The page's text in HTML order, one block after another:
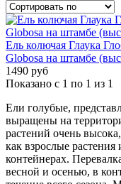
Ель колючая Глаука
Globosa на штамбе
1490 руб
Показано с 1 по 1 из 1
Ели голубые,
выращены на
растений очень
как взрослые
контейнерах.
весной и осенью, в